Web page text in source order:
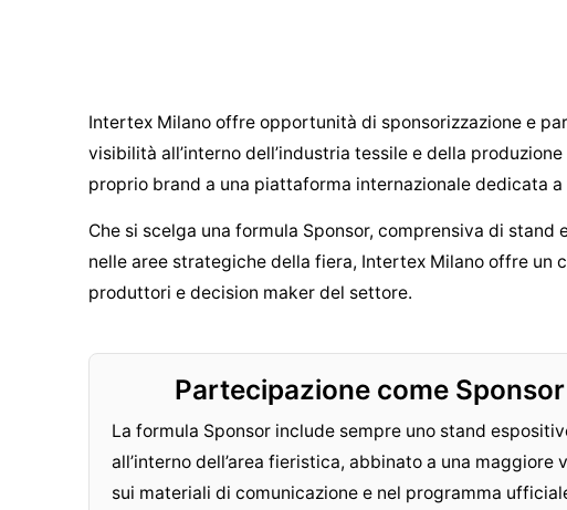
Intertex Milano offre opportunità di sponsorizzazione e
visibilità all’interno dell’industria tessile e della
proprio brand a una piattaforma internazionale dedicata
Che si scelga una formula Sponsor, comprensiva di
nelle aree strategiche della fiera, Intertex Milano offre
produttori e decision maker del settore.
Partecipazione come Sponsor
La formula Sponsor include sempre uno stand
all’interno dell’area fieristica, abbinato a una maggiore
sui materiali di comunicazione e nel programma